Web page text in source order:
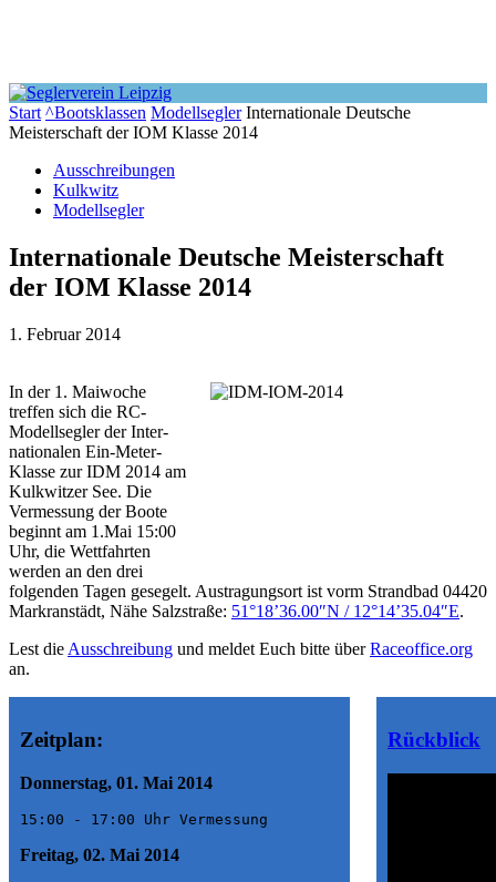
Start ^Bootsklassen Modellsegler Internationale Deutsche
Meisterschaft der IOM Klasse 2014
Ausschreibungen
Kulkwitz
Modellsegler
Internationale Deutsche Meisterschaft
der IOM Klasse 2014
1. Februar 2014
In der 1. Maiwoche
treffen sich die RC-
Modellsegler der Inter­
nationalen Ein-Meter-
Klasse zur IDM 2014 am
Kulkwitzer See. Die
Vermessung der Boote
beginnt am 1.Mai 15:00
Uhr, die Wettfahrten
werden an den drei
folgenden Tagen gesegelt. Austragungsort ist vorm Strandbad 04420
Markranstädt, Nähe Salzstraße: 51°18’36.00″N / 12°14’35.04″E.
Lest die Ausschreibung und meldet Euch bitte überRaceoffice.org
an.
Zeitplan:
Donnerstag, 01. Mai 2014
15:00 - 17:00 Uhr Vermessung
Freitag, 02. Mai 2014
Rückblick